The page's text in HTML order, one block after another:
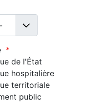
*
de l'État
hospitalière
territoriale
public